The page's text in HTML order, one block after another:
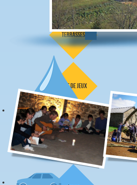
terrasses
aire de jeux
phyto
épuration